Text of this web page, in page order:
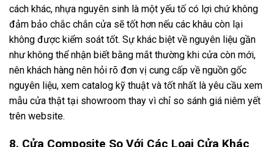
cách khác, nhựa nguyên sinh là một yếu tố có lợi chứ không
đảm bảo chắc chắn cửa sẽ tốt hơn nếu các khâu còn lại
không được kiểm soát tốt. Sự khác biệt về nguyên liệu gần
như không thể nhận biết bằng mắt thường khi cửa còn mới,
nên khách hàng nên hỏi rõ đơn vị cung cấp về nguồn gốc
nguyên liệu, xem catalog kỹ thuật và tốt nhất là yêu cầu xem
mẫu cửa thật tại showroom thay vì chỉ so sánh giá niêm yết
trên website.
8. Cửa Composite So Với Các Loại Cửa Khác